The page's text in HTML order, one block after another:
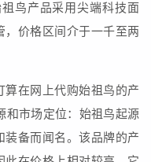
鸟产品采用尖端科技面
价格区间介于一千至两
在网上代购始祖鸟的产
和市场定位：始祖鸟起源
备而闻名。该品牌的产